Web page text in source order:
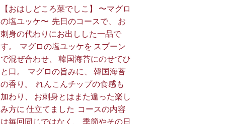
【おはしどころ菜でしこ】 〜マグロ
の塩ユッケ〜 ⁡ 先日のコースで、 お
刺身の代わりにお出しした一品で
す。 ⁡ マグロの塩ユッケを スプーン
で混ぜ合わせ、 韓国海苔にのせてひ
と口。 ⁡ マグロの旨みに、 韓国海苔
の香り。 ⁡ れんこんチップの食感も
加わり、 お刺身とはまた違った楽し
み方に 仕立てました️ ⁡ コースの内容
は毎回同じではなく、 季節やその日